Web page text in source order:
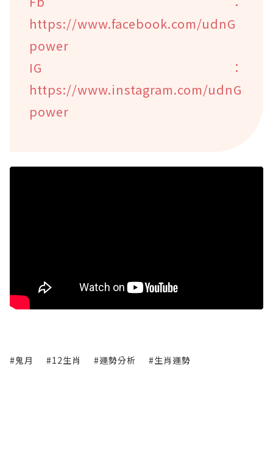
https://www.facebook.com/udnG
power
IG：
https://www.instagram.com/udnG
power
#鬼月 #12生肖 #運勢分析 #生肖運勢